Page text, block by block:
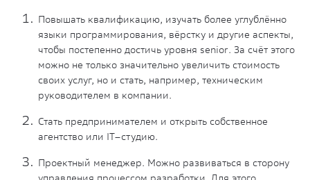
Повышать квалификацию, изучать более углублённо
языки программирования, вёрстку и другие аспекты,
чтобы постепенно достичь уровня senior. За счёт этого
можно не только значительно увеличить стоимость
своих услуг, но и стать, например, техническим
руководителем в компании.
Стать предпринимателем и открыть собственное
агентство или IT–студию.
Проектный менеджер. Можно развиваться в сторону